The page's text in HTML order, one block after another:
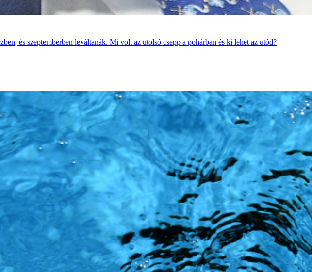
és szeptemberben leváltanák. Mi volt az utolsó csepp a pohárban és ki lehet az utód?